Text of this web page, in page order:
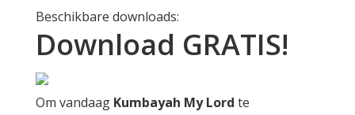
Beschikbare downloads:
Download GRATIS!
Om vandaag Kumbayah My Lord te